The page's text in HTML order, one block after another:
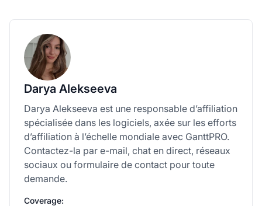
Darya Alekseeva
Darya Alekseeva est une responsable d’affiliation
spécialisée dans les logiciels, axée sur les efforts
d’affiliation à l’échelle mondiale avec GanttPRO.
Contactez-la par e-mail, chat en direct, réseaux
sociaux ou formulaire de contact pour toute
demande.
Coverage: